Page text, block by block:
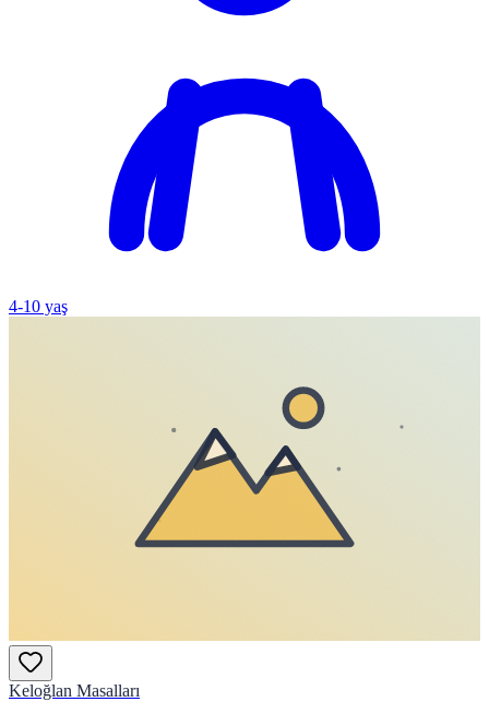
4-10 yaş
Keloğlan Masalları